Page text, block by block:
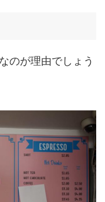
のが理由でしょう